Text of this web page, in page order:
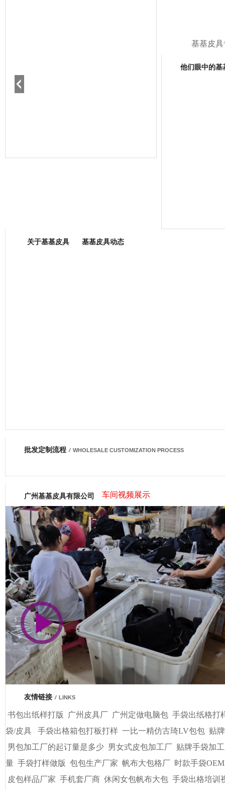
基基皮
网商会会员
市商会会员单位
他们眼中的基
关于基基皮具 基基皮具动态
批发定制流程 / WHOLESALE CUSTOMIZATION PROCESS
广州基基皮具有限公司 车间视频展示